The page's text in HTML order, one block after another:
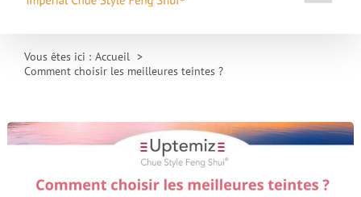
Vous êtes ici : Accueil
Comment choisir les meilleures teintes ?